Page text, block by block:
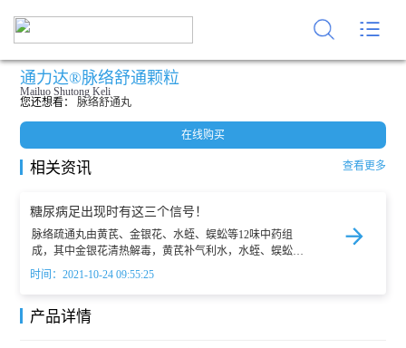
通力达®脉络舒通颗粒
Mailuo Shutong Keli
您还想看：脉络舒通丸
在线购买
相关资讯 查看更多
糖尿病足出现时有这三个信号！
脉络疏通丸​由黄芪、金银花、水蛭、蜈蚣等12味中药组
成，其中金银花清热解毒，黄芪补气利水，水蛭、蜈蚣、
全蝎活血消淤、通络止痛、攻毒散结，再配以其他具有祛
湿止痛、凉血泻火的药材，全方具有清热解毒、化瘀通
尿病足治愈率，缩短病程，减轻患者痛苦。
时间：2021-10-24 09:55:25
产品详情